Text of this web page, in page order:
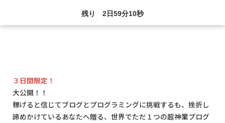
残り 2日59分08秒
３日間限定！
大公開！！
稼げると信じてブログとプログラミングに挑戦するも、挫折し
諦めかけているあなたへ贈る、世界でただ１つの超神業プログ